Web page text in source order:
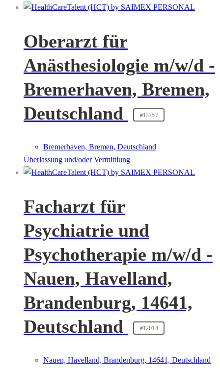
Oberarzt für
Anästhesiologie m/w/d -
Bremerhaven, Bremen,
Deutschland
#13757
Bremerhaven, Bremen, Deutschland
Überlassung und/oder Vermittlung
Facharzt für
Psychiatrie und
Psychotherapie m/w/d -
Nauen, Havelland,
Brandenburg, 14641,
Deutschland
#12014
Nauen, Havelland, Brandenburg, 14641, Deutschland